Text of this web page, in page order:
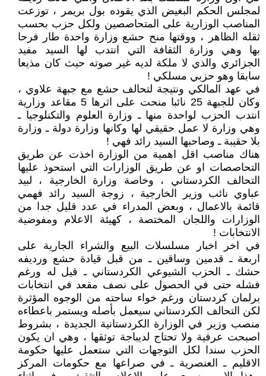
لمجلس الحكم البغيض الذي يقوده بول بريمر ، توزعت
المناصب الوزارية على المتحاصصين ولكل حزب بحسب
ثقله الظاهر ، ووقتها منح حشع وزارة واحدة طار فرحا
بها وهي وزارة الثقافة التي انتدب لها السيد مفيد
الجزائري والذي لا ملكة لديه غير صوته حيث كان مذيعا
سابقا وهو حزبي مسلكي !
في عهد المالكي ونتيجة لتحالف حشع مع جبهة علاوي ،
وكان للجبهة 25 نائبا منحت على اثرها 5 مقاعد وزارية
انتدب الحزب لواحدة منها ـ وزارة العلوم والتكنلوجيا ـ
وهي وزارة لا عمل حقيقي لها وكانها وزارة دولة ـ وزارة
بلا حقيبة ـ وصاحبها السيد رائد فهي !
هناك مناصب اقل اهمية من الوزارة اخذت عن طريق
التحاصصات او عن طريق الوزارات التي استحوذ عليها
التحالف الكردستاني ، وخاصة وزارة الخارجية ، لبيد
عباوي نائب وزير الخارجية ، زوجة السيد رائد فهمي
قائمة بالاعمال ، وبعض المدراء في عدد قليل جدا من
الوزارات واللجان المختصة ، كهيئة الاعلام ومفوضية
الانتخابات !
في اخر اخبار مسلسلات البيع والشراء الجارية على
اربعة ـ قدمين وساقين ـ من قبل قيادة حشع ورديفه
حشك ـ الحزب الشيوعي الكردستاني ـ قيل له ورغم
فشله حتى في الحصول على نصف مقعد في انتخابات
برلمان كردستان ورغم خواء ساحته من الوجوه المؤثرة
لكن التحالف الكردستاني سيعمل بأصله ويستمر باعطاءه
منصب وزير في الوزارة الكردستانية الجديدة ، بشروط
اصبحت عرفية ولا تحتاج لديباجة توثقها ، وهي ان يكون
الحزب سندا لكل التوجهات التي ستعمل عليها حكومة
الاقليم ـ العنصرية ـ في صراعها مع حكومات المركز